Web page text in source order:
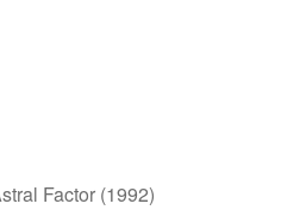
Factor (1992)